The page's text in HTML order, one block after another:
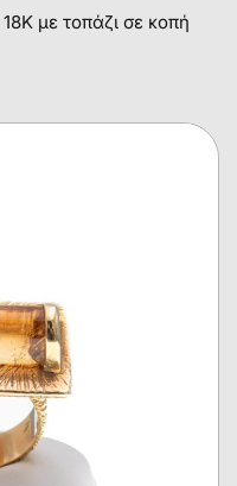
με τοπάζι σε κοπή